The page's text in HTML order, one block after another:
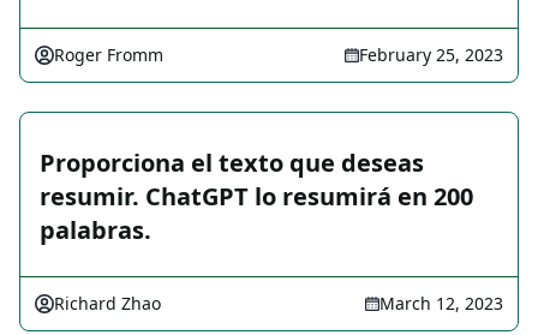
Roger Fromm February 25, 2023
Proporciona el texto que deseas
resumir. ChatGPT lo resumirá en 200
palabras.
Richard Zhao March 12, 2023